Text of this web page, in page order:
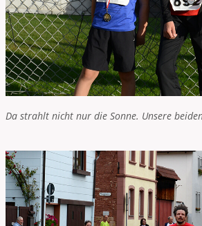
Da strahlt nicht nur die Sonne. Unsere